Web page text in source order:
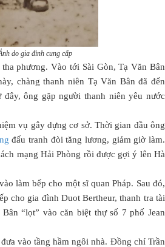
do gia đình cung cấp
phương. Vào tới Sài Gòn, Tạ Văn Bân
chàng thanh niên Tạ Văn Bân đã đến
ông gặp người thanh niên yêu nước
vụ gây dựng cơ sở. Thời gian đầu ông
đấu tranh đòi tăng lương, giảm giờ làm.
mạng Hải Phòng rồi được gợi ý lên Hà
làm bếp cho một sĩ quan Pháp. Sau đó,
cho gia đình Duot Bertheur, thanh tra tài
“lọt” vào căn biệt thự số 7 phố Jean
vào tầng hầm ngôi nhà. Đồng chí Trần